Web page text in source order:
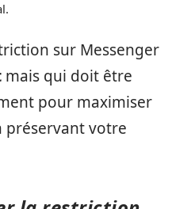
sur Messenger
mais qui doit être
pour maximiser
préservant votre